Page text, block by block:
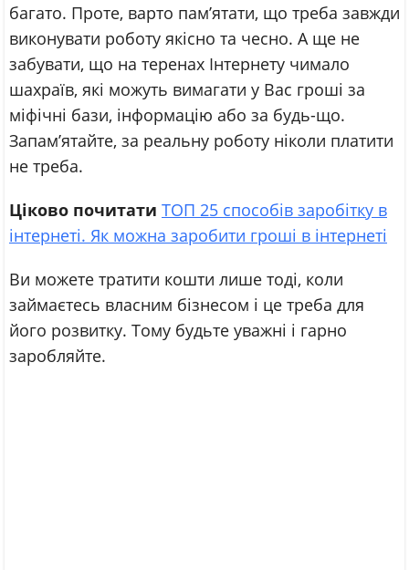
багато. Проте, варто пам’ятати, що треба завжди
виконувати роботу якісно та чесно. А ще не
забувати, що на теренах Інтернету чимало
шахраїв, які можуть вимагати у Вас гроші за
міфічні бази, інформацію або за будь-що.
Запам’ятайте, за реальну роботу ніколи платити
не треба.
Ціково почитати ТОП 25 способів заробітку в
інтернеті. Як можна заробити гроші в інтернеті
Ви можете тратити кошти лише тоді, коли
займаєтесь власним бізнесом і це треба для
його розвитку. Тому будьте уважні і гарно
заробляйте.